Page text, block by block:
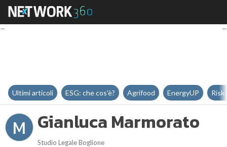
Gianluca Marmorato
Ultimi articoli ESG: che cos'è? Agrifood EnergyUP Risk
M Gianluca Marmorato
Studio Legale Boglione